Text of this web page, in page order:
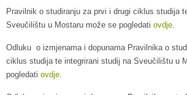
Pravilnik o studiranju za prvi i drugi ciklus studija
Sveučilištu u Mostaru može se pogledati ovdje.
Odluku o izmjenama i dopunama Pravilnika o
ciklus studija te integrirani studij na Sveučilištu u
pogledati ovdje.